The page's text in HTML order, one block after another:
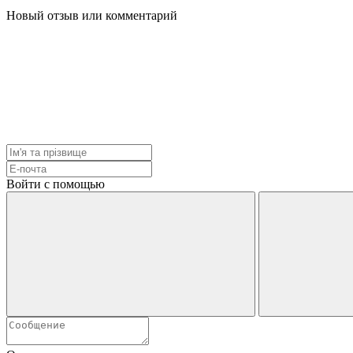
Новый отзыв или комментарий
Войти с помощью